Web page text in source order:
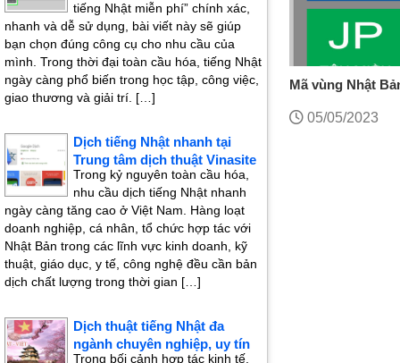
Mã vùng Nhật
05/05/2023
tiếng Nhật miễn phí” chính xác,
nhanh và dễ sử dụng, bài viết này sẽ giúp
bạn chọn đúng công cụ cho nhu cầu của
mình. Trong thời đại toàn cầu hóa, tiếng Nhật
ngày càng phổ biến trong học tập, công việc,
giao thương và giải trí. […]
Dịch tiếng Nhật nhanh tại
Trung tâm dịch thuật Vinasite
Trong kỷ nguyên toàn cầu hóa,
nhu cầu dịch tiếng Nhật nhanh
ngày càng tăng cao ở Việt Nam. Hàng loạt
doanh nghiệp, cá nhân, tổ chức hợp tác với
Nhật Bản trong các lĩnh vực kinh doanh, kỹ
thuật, giáo dục, y tế, công nghệ đều cần bản
dịch chất lượng trong thời gian […]
Dịch thuật tiếng Nhật đa
ngành chuyên nghiệp, uy tín
Trong bối cảnh hợp tác kinh tế,